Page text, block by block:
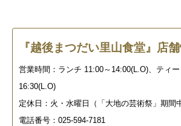
『越後まつだい里山食堂』店
営業時間：ランチ 11:00～14:00(L.O)、ティ
16:30(L.O)
定休日：火・水曜日（「大地の芸術祭」期間
電話番号：025-594-7181